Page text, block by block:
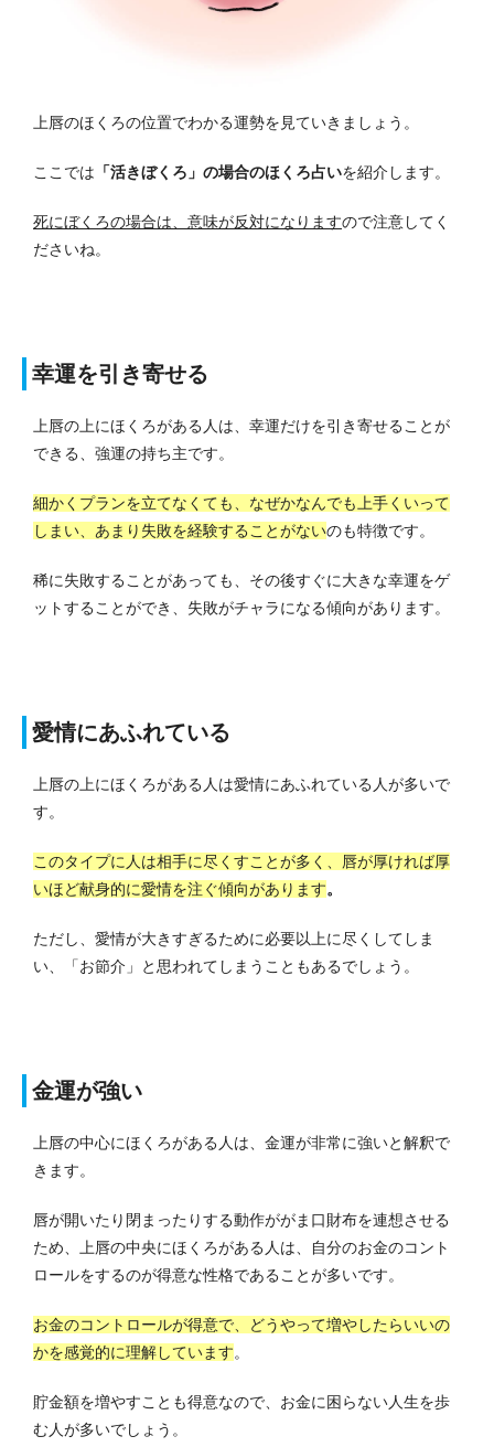
上唇のほくろの位置でわかる運勢を見ていきましょう。
ここでは 「活きぼくろ」の場合のほくろ占いを紹介します。
死にぼくろの場合は、意味が反対になりますので注意してく
ださいね。
幸運を引き寄せる
上唇の上にほくろがある人は、幸運だけを引き寄せることが
できる、強運の持ち主です。
細かくプランを立てなくても、なぜかなんでも上手くいって
しまい、あまり失敗を経験することがないのも特徴です。
稀に失敗することがあっても、その後すぐに大きな幸運をゲ
ットすることができ、失敗がチャラになる傾向があります。
愛情にあふれている
上唇の上にほくろがある人は愛情にあふれている人が多いで
す。
このタイプに人は相手に尽くすことが多く、唇が厚ければ厚
いほど献身的に愛情を注ぐ傾向があります。
ただし、愛情が大きすぎるために必要以上に尽くしてしま
い、「お節介」と思われてしまうこともあるでしょう。
金運が強い
上唇の中心にほくろがある人は、金運が非常に強いと解釈で
きます。
唇が開いたり閉まったりする動作ががま口財布を連想させる
ため、上唇の中央にほくろがある人は、自分のお金のコント
ロールをするのが得意な性格であることが多いです。
お金のコントロールが得意で、どうやって増やしたらいいの
かを感覚的に理解しています。
貯金額を増やすことも得意なので、お金に困らない人生を歩
む人が多いでしょう。